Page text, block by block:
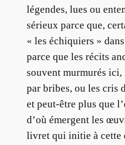
légendes, lues ou
sérieux parce que,
« les échiquiers »
parce que les récits
souvent murmurés ici,
par bribes, ou les cris
et peut-être plus que
d’où émergent les
livret qui initie à cette